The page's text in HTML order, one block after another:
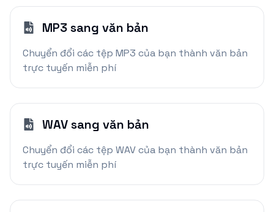
MP3 sang văn bản
Chuyển đổi các tệp MP3 của bạn thành văn bản
trực tuyến miễn phí
WAV sang văn bản
Chuyển đổi các tệp WAV của bạn thành văn bản
trực tuyến miễn phí